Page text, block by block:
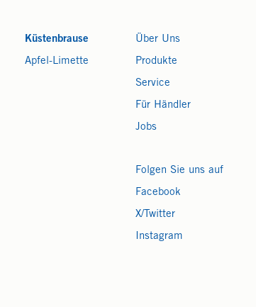
Küstenbrause
Apfel-Limette
Über Uns
Produkte
Service
Für Händler
Jobs
Folgen Sie uns auf
Facebook
X/Twitter
Instagram